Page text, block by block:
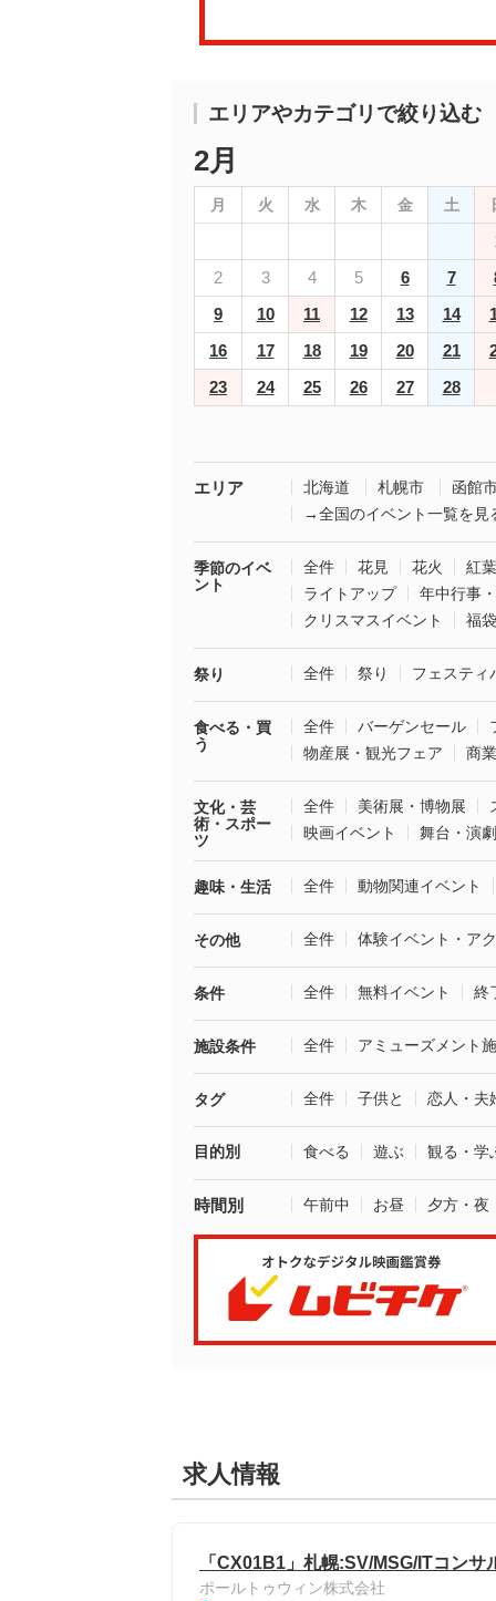
エリアやカテゴリで絞り込む
2月
月 火 水 木 金 土
2
3 4 5 6 7
9
10 11 12 13 14
16
17 18 19 20 21
23
24 25 26 27 28
エリア 北海道 札幌市
函館
→全国のイベント一覧を見
季節のイベ
ント
全件 花見 花火
紅葉
ライトアップ
年中行事
クリスマスイベント
福
祭り 全件 祭り フェスティ
食べる・買
う
全件 バーゲンセール
物産展・観光フェア
商
文化・芸
術・スポー
ツ
全件 美術展・博物展
映画イベント
舞台・演劇
趣味・生活 全件 動物関連イベント
その他 全件 体験イベント・ア
条件 全件 無料イベント 終
施設条件 全件 アミューズメント
タグ 全件 子供と 恋人・夫
目的別 食べる 遊ぶ 観る・学
時間別 午前中 お昼 夕方・夜
求人情報
「CX01B1」札幌:SV/MSG/ITコンサ
ポールトゥウィン株式会社